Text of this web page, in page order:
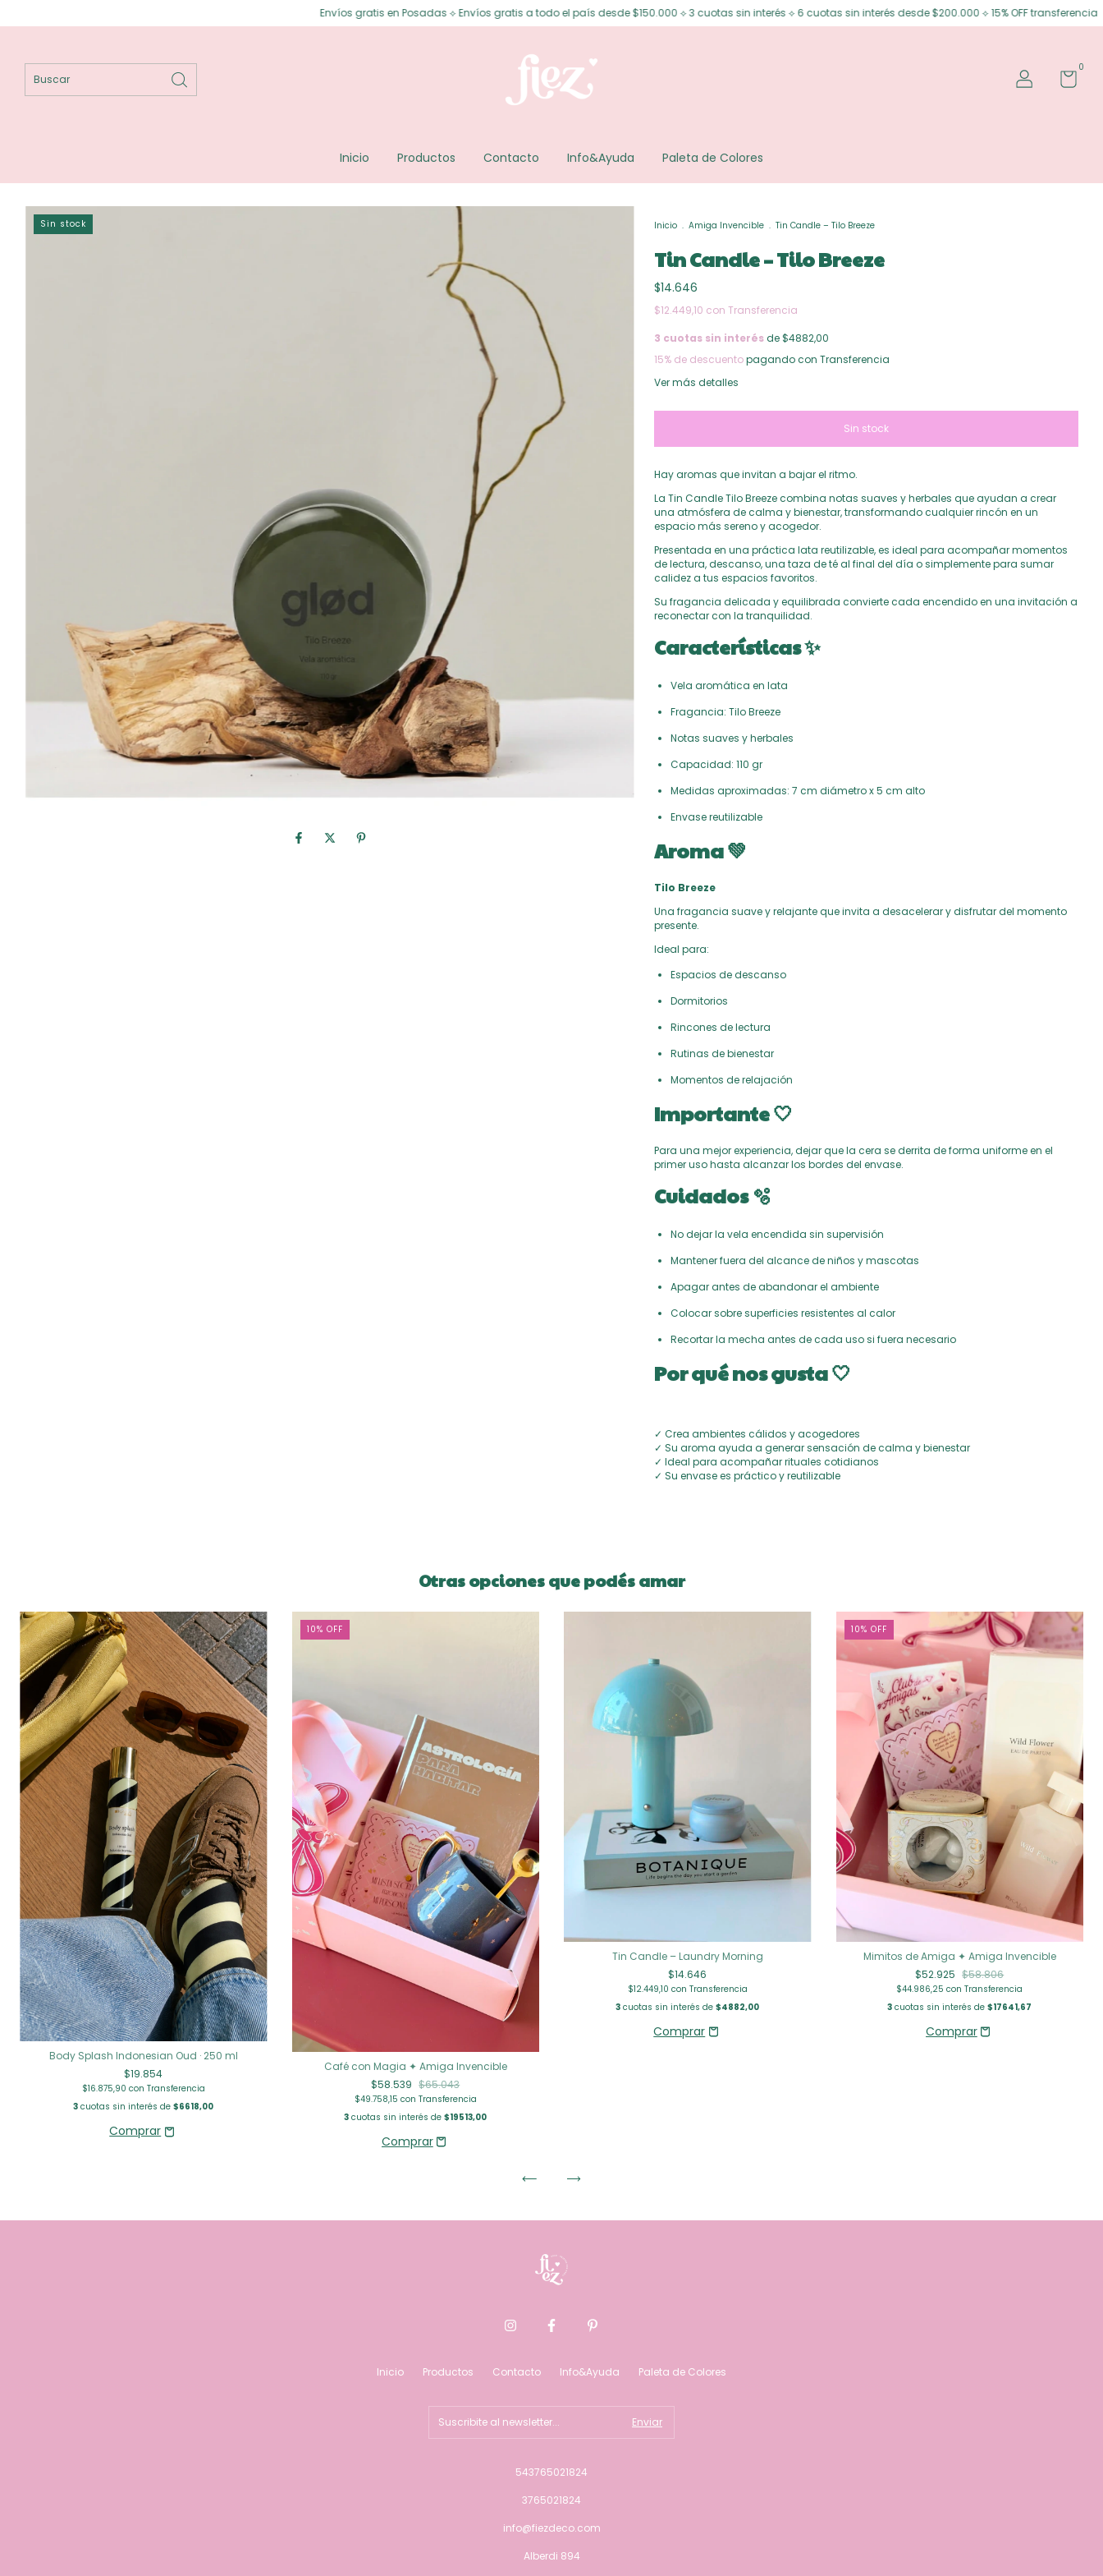
Envíos gratis en Posadas ⟡ Envíos gratis a todo el país desde $150.000 ⟡ 3 cuotas sin interés ⟡ 6 cuotas sin interés desde $200.000 ⟡ 15% OFF transferencia Envíos gratis
0
Inicio Productos Contacto Info&Ayuda Paleta de Colores
Sin stock Inicio . Amiga Invencible . Tin Candle – Tilo Breeze
Tin Candle – Tilo Breeze
$14.646
$12.449,10 con Transferencia
3 cuotas sin interésde $4882,00
15% de descuentopagando con Transferencia
Ver más detalles
Hay aromas que invitan a bajar el ritmo.
La Tin Candle Tilo Breeze combina notas suaves y herbales que ayudan a crear
una atmósfera de calma y bienestar, transformando cualquier rincón en un
espacio más sereno y acogedor.
Presentada en una práctica lata reutilizable, es ideal para acompañar momentos
de lectura, descanso, una taza de té al final del día o simplemente para sumar
calidez a tus espacios favoritos.
Su fragancia delicada y equilibrada convierte cada encendido en una invitación a
reconectar con la tranquilidad.
Características ✨
Vela aromática en lata
Fragancia: Tilo Breeze
Notas suaves y herbales
Capacidad: 110 gr
Medidas aproximadas: 7 cm diámetro x 5 cm alto
Envase reutilizable
Aroma 💚
Tilo Breeze
Una fragancia suave y relajante que invita a desacelerar y disfrutar del momento
presente.
Ideal para:
Espacios de descanso
Dormitorios
Rincones de lectura
Rutinas de bienestar
Momentos de relajación
Importante 🤍
Para una mejor experiencia, dejar que la cera se derrita de forma uniforme en el
primer uso hasta alcanzar los bordes del envase.
Cuidados 🫧
No dejar la vela encendida sin supervisión
Mantener fuera del alcance de niños y mascotas
Apagar antes de abandonar el ambiente
Colocar sobre superficies resistentes al calor
Recortar la mecha antes de cada uso si fuera necesario
Por qué nos gusta 🤍
✓ Crea ambientes cálidos y acogedores
✓ Su aroma ayuda a generar sensación de calma y bienestar
✓ Ideal para acompañar rituales cotidianos
✓ Su envase es práctico y reutilizable
Otras opciones que podés amar
Body Splash Indonesian Oud · 250 ml
$19.854
$16.875,90 con Transferencia
3 cuotas sin interés de$6618,00
10% OFF
Café con Magia ✦ Amiga Invencible
$58.539 $65.043
$49.758,15 con Transferencia
3 cuotas sin interés de$19513,00
Tin Candle – Laundry Morning
$14.646
$12.449,10 con Transferencia
3 cuotas sin interés de$4882,00
10% OFF
Mimitos de Amiga ✦ Amiga Invencible
$52.925 $58.806
$44.986,25con Transferencia
3 cuotas sin interés de$17641,67
Inicio Productos Contacto Info&Ayuda Paleta de Colores
543765021824
3765021824
info@fiezdeco.com
Alberdi 894